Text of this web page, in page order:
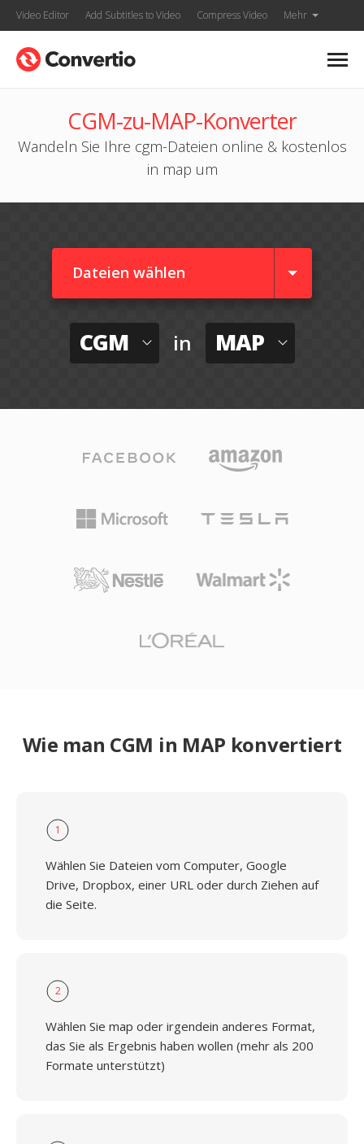
Video Editor Add Subtitles to Video Compress Video Mehr
CGM-zu-MAP-Konverter
Wandeln Sie Ihre cgm-Dateien online & kostenlos
in map um
Dateien wählen
CGM in MAP
Wie man CGM in MAP konvertiert
1
Wählen Sie Dateien vom Computer, Google
Drive, Dropbox, einer URL oder durch Ziehen auf
die Seite.
2
Wählen Sie map oder irgendein anderes Format,
das Sie als Ergebnis haben wollen (mehr als 200
Formate unterstützt)